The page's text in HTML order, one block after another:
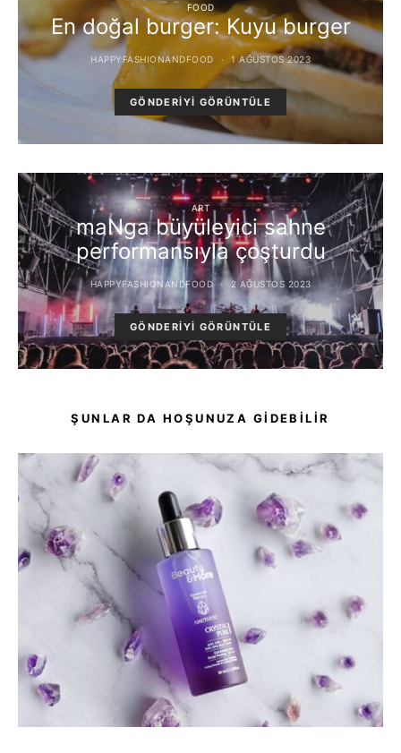
FOOD
En doğal burger: Kuyu burger
HAPPYFASHIONANDFOOD 1 AĞUSTOS 2023
GÖNDERIYI GÖRÜNTÜLE
ART
maNga büyüleyici sahne
performansıyla çoşturdu
HAPPYFASHIONANDFOOD 2 AĞUSTOS 2023
GÖNDERIYI GÖRÜNTÜLE
ŞUNLAR DA HOŞUNUZA GIDEBILIR